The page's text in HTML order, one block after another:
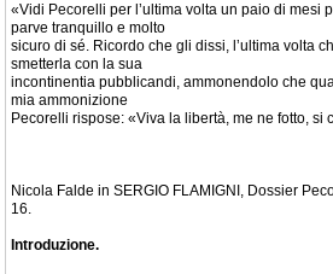
«Vidi Pecorelli per l’ultima volta un paio di mesi
parve tranquillo e molto
sicuro di sé. Ricordo che gli dissi, l’ultima volta
smetterla con la sua
incontinentia pubblicandi, ammonendolo che
mia ammonizione
Pecorelli rispose: «Viva la libertà, me ne fotto, si
Nicola Falde in SERGIO FLAMIGNI, Dossier
16.
Introduzione.